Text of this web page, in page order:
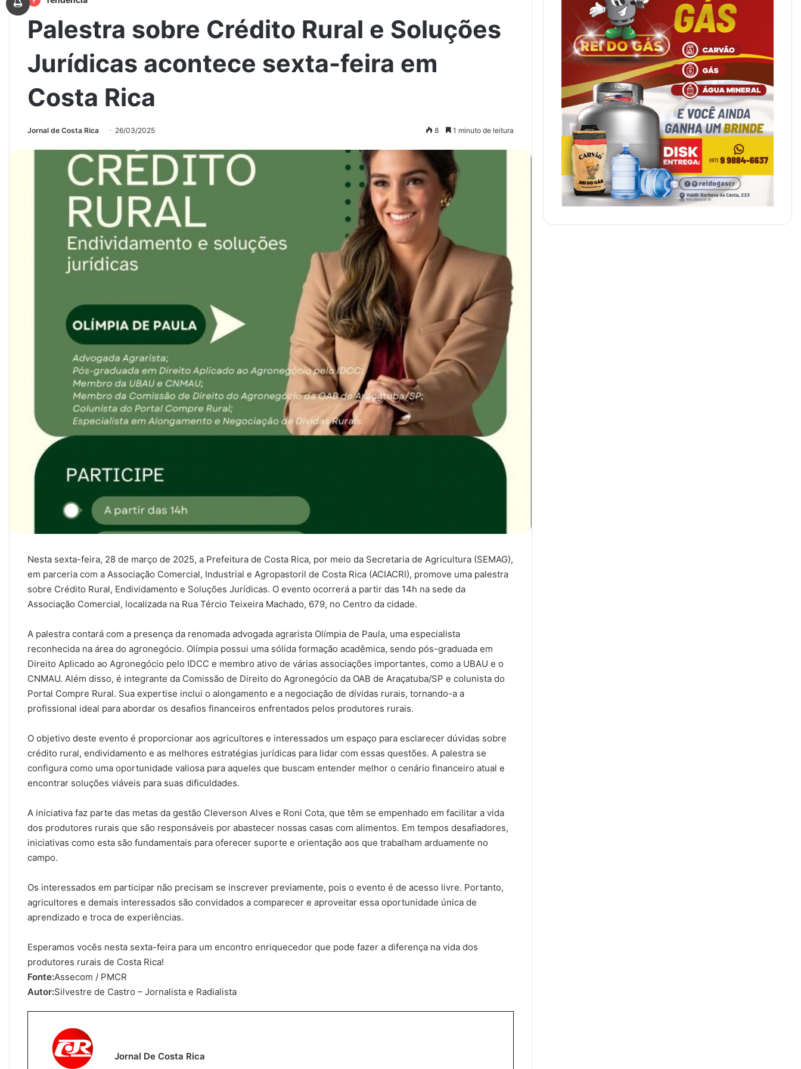
Palestra sobre Crédito Rural e Soluções
Jurídicas acontece sexta-feira em
Costa Rica
Jornal de Costa Rica 26/03/2025 8 1 minuto de leitura
Nesta sexta-feira, 28 de março de 2025, a Prefeitura de Costa Rica, por meio da Secretaria de Agricultura (SEMAG),
em parceria com a Associação Comercial, Industrial e Agropastoril de Costa Rica (ACIACRI), promove uma palestra
sobre Crédito Rural, Endividamento e Soluções Jurídicas. O evento ocorrerá a partir das 14h na sede da
Associação Comercial, localizada na Rua Tércio Teixeira Machado, 679, no Centro da cidade.
A palestra contará com a presença da renomada advogada agrarista Olímpia de Paula, uma especialista
reconhecida na área do agronegócio. Olímpia possui uma sólida formação acadêmica, sendo pós-graduada em
Direito Aplicado ao Agronegócio pelo IDCC e membro ativo de várias associações importantes, como a UBAU e o
CNMAU. Além disso, é integrante da Comissão de Direito do Agronegócio da OAB de Araçatuba/SP e colunista do
Portal Compre Rural. Sua expertise inclui o alongamento e a negociação de dívidas rurais, tornando-a a
profissional ideal para abordar os desafios financeiros enfrentados pelos produtores rurais.
O objetivo deste evento é proporcionar aos agricultores e interessados um espaço para esclarecer dúvidas sobre
crédito rural, endividamento e as melhores estratégias jurídicas para lidar com essas questões. A palestra se
configura como uma oportunidade valiosa para aqueles que buscam entender melhor o cenário financeiro atual e
encontrar soluções viáveis para suas dificuldades.
A iniciativa faz parte das metas da gestão Cleverson Alves e Roni Cota, que têm se empenhado em facilitar a vida
dos produtores rurais que são responsáveis por abastecer nossas casas com alimentos. Em tempos desafiadores,
iniciativas como esta são fundamentais para oferecer suporte e orientação aos que trabalham arduamente no
campo.
Os interessados em participar não precisam se inscrever previamente, pois o evento é de acesso livre. Portanto,
agricultores e demais interessados são convidados a comparecer e aproveitar essa oportunidade única de
aprendizado e troca de experiências.
Esperamos vocês nesta sexta-feira para um encontro enriquecedor que pode fazer a diferença na vida dos
produtores rurais de Costa Rica!
Fonte:Assecom / PMCR
Autor:Silvestre de Castro – Jornalista e Radialista
Jornal De Costa Rica